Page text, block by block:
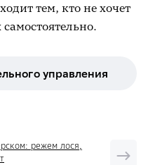
тем, кто не хочет
управления
режем лося,